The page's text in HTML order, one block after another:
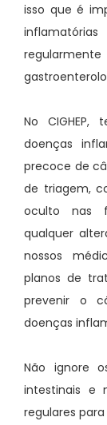
isso que é
No
doenças
precoce de
de triagem,
oculto nas
qualquer
nossos
planos de
prevenir o
doenças
Não ignore
intestinais e
regulares